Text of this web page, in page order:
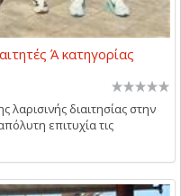
Ά κατηγορίας
διαιτησίας στην
επιτυχία τις